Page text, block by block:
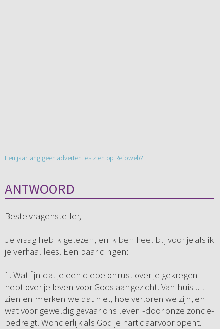
Een jaar lang geen advertenties zien op Refoweb?
ANTWOORD
Beste vragensteller,
Je vraag heb ik gelezen, en ik ben heel blij voor je als ik
je verhaal lees. Een paar dingen:
1. Wat fijn dat je een diepe onrust over je gekregen
hebt over je leven voor Gods aangezicht. Van huis uit
zien en merken we dat niet, hoe verloren we zijn, en
wat voor geweldig gevaar ons leven -door onze zonde-
bedreigt. Wonderlijk als God je hart daarvoor opent.